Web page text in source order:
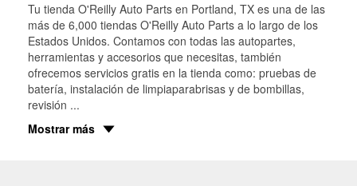
Tu tienda O'Reilly Auto Parts en Portland, TX es una de las
más de 6,000 tiendas O'Reilly Auto Parts a lo largo de los
Estados Unidos. Contamos con todas las autopartes,
herramientas y accesorios que necesitas, también
ofrecemos servicios gratis en la tienda como: pruebas de
batería, instalación de limpiaparabrisas y de bombillas,
revisión ...
Mostrar más